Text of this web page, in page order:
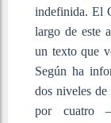
indefinida. El
largo de este
un texto que
Según ha
dos niveles de
por cuatro